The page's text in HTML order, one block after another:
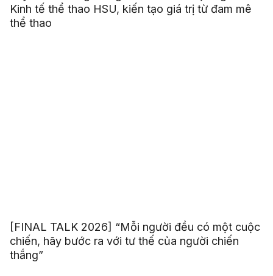
Kinh tế thể thao HSU, kiến tạo giá trị từ đam mê
thể thao
[FINAL TALK 2026] “Mỗi người đều có một cuộc
chiến, hãy bước ra với tư thế của người chiến
thắng”